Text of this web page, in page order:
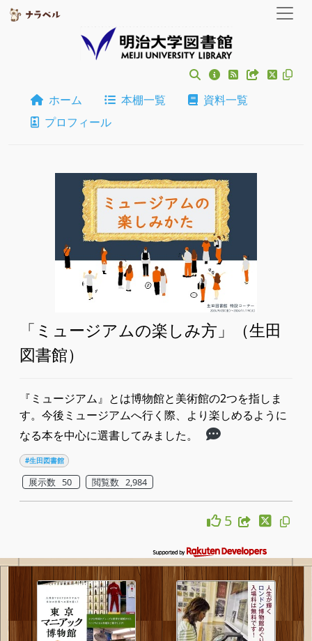
ホーム 本棚一覧
資料一覧
プロフィール
「ミュージアムの楽しみ方」（生田
図書館）
『ミュージアム』とは博物館と美術館の2つを指しま
す。今後ミュージアムへ行く際、より楽しめるように
なる本を中心に選書してみました。
#生田図書館
展示数 50 閲覧数 2,984
5